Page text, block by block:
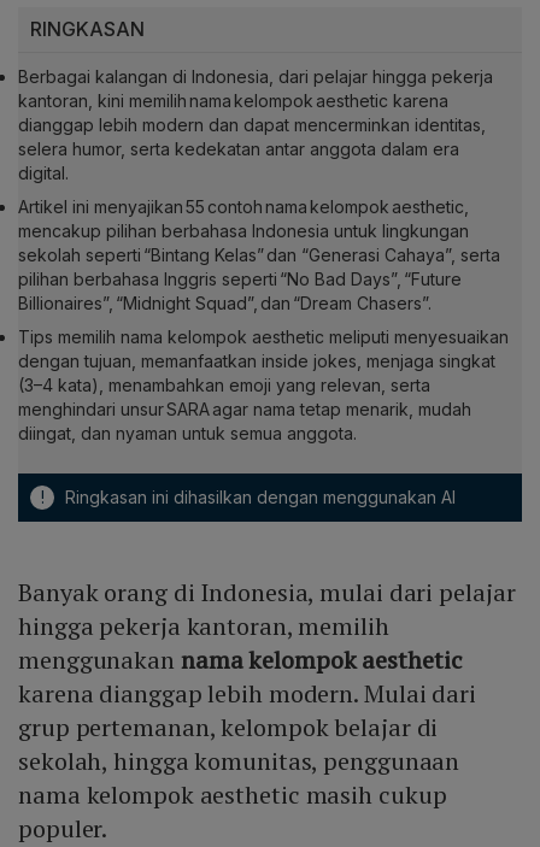
RINGKASAN
Berbagai kalangan di Indonesia, dari pelajar hingga pekerja
kantoran, kini memilih nama kelompok aesthetic karena
dianggap lebih modern dan dapat mencerminkan identitas,
selera humor, serta kedekatan antar anggota dalam era
digital.
Artikel ini menyajikan 55 contoh nama kelompok aesthetic,
mencakup pilihan berbahasa Indonesia untuk lingkungan
sekolah seperti “Bintang Kelas” dan “Generasi Cahaya”, serta
pilihan berbahasa Inggris seperti “No Bad Days”, “Future
Billionaires”, “Midnight Squad”, dan “Dream Chasers”.
Tips memilih nama kelompok aesthetic meliputi menyesuaikan
dengan tujuan, memanfaatkan inside jokes, menjaga singkat
(3–4 kata), menambahkan emoji yang relevan, serta
menghindari unsur SARA agar nama tetap menarik, mudah
diingat, dan nyaman untuk semua anggota.
! Ringkasan ini dihasilkan dengan menggunakan AI
Banyak orang di Indonesia, mulai dari pelajar
hingga pekerja kantoran, memilih
menggunakan nama kelompok aesthetic
karena dianggap lebih modern. Mulai dari
grup pertemanan, kelompok belajar di
sekolah, hingga komunitas, penggunaan
nama kelompok aesthetic masih cukup
populer.